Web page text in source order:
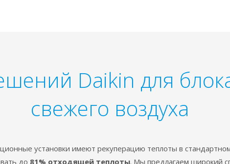
Daikin для
свежего воздуха
установки имеют рекуперацию теплоты в
до 81% отходящей теплоты. Мы предлагаем широкий